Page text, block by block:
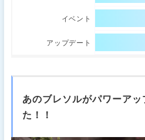
イベント
アップデート
あのブレソルがパワーアッ
た！！